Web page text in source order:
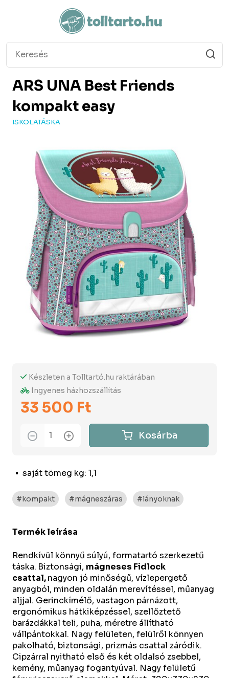
ARS UNA Best Friends
kompakt easy
ISKOLATÁSKA
saját tömeg kg: 1,1
Készleten a Tolltartó.hu raktárában
Ingyenes házhozszállítás
33 500 Ft
Kosárba
#kompakt #mágneszáras #lányoknak
Termék leírása
Rendkívül könnyű súlyú, formatartó szerkezetű
táska. Biztonsági, mágneses Fidlock
csattal,nagyon jó minőségű, vízlepergető
anyagból, minden oldalán merevítéssel, műanyag
aljjal. Gerinckímélő, vastagon párnázott,
ergonómikus hátkiképzéssel, szellőztető
barázdákkal teli, puha, méretre állítható
vállpántokkal. Nagy felületen, felülről könnyen
pakolható, biztonsági, prizmás csattal záródik.
Cipzárral nyitható első és két oldalsó zsebbel,
kemény, műanyag fogantyúval. Nagy felületű